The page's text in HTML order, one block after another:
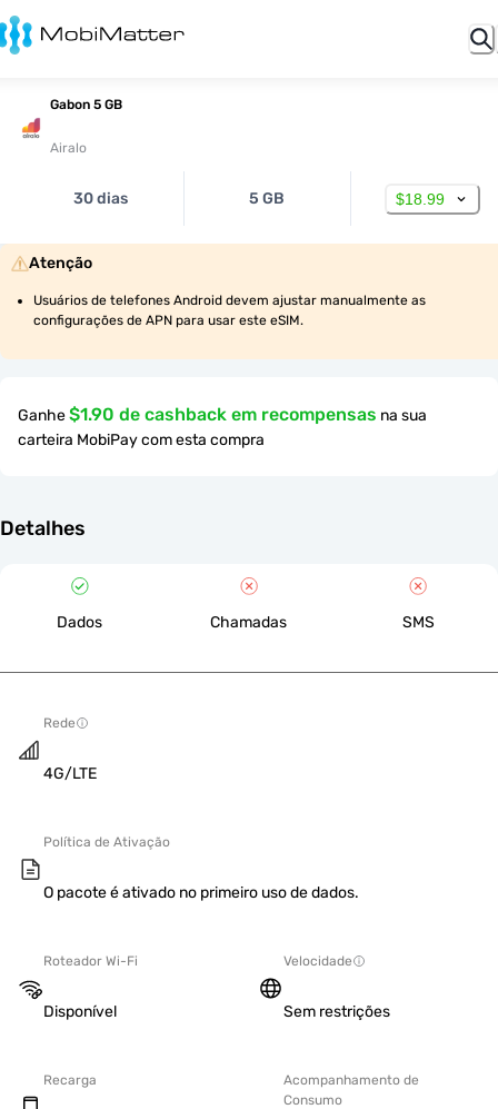
Gabon 5 GB
Airalo
30 dias 5 GB $18.99
Atenção
Usuários de telefones Android devem ajustar manualmente as
configurações de APN para usar este eSIM.
Ganhe$1.90 de cashback em recompensas na sua
carteira MobiPay com esta compra
Detalhes
Dados Chamadas SMS
Rede
4G/LTE
Política de Ativação
O pacote é ativado no primeiro uso de dados.
Roteador Wi-Fi
Disponível
Velocidade
Sem restrições
Recarga
Acompanhamento de
Consumo